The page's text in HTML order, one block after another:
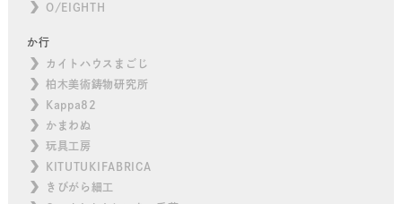
O/EIGHTH
か行
カイトハウスまごじ
柏木美術鋳物研究所
Kappa82
かまわぬ
玩具工房
KITUTUKIFABRICA
きびがら細工